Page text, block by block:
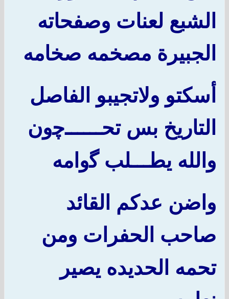
الشبع لعنات وصفحاته
الجبيرة مصخمه صخامه
أسكتو ولاتجيبو الفاصل
التاريخ بس تحــــــﭼون
والله يطـــلبﮔوامه
واضن عدكم القائد
صاحب الحفرات ومن
تحمه الحديده يصير